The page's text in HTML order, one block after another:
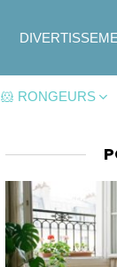
🐹 RONGEURS